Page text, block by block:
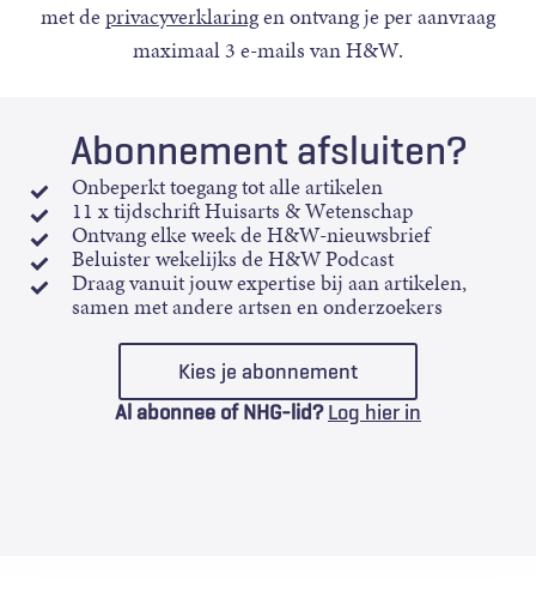
met deprivacyverklaringen ontvang je per aanvraag
maximaal 3 e-mails van H&W.
Abonnement afsluiten?
Onbeperkt toegang tot alle artikelen
11 x tijdschrift Huisarts & Wetenschap
Ontvang elke week de H&W-nieuwsbrief
Beluister wekelijks de H&W Podcast
Draag vanuit jouw expertise bij aan artikelen,
samen met andere artsen en onderzoekers
Kies je abonnement
Al abonnee of NHG-lid? Log hier in